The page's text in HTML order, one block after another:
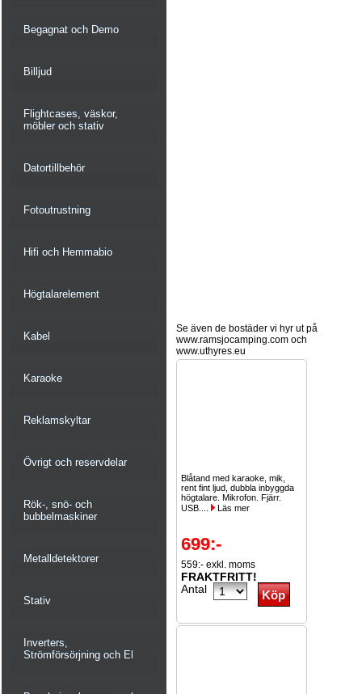
Begagnat och Demo
Billjud
Flightcases, väskor,
möbler och stativ
Datortillbehör
Fotoutrustning
Hifi och Hemmabio
Högtalarelement
Kabel
Karaoke
Reklamskyltar
Övrigt och reservdelar
Rök-, snö- och
bubbelmaskiner
Metalldetektorer
Stativ
Inverters,
Strömförsörjning och El
Se även de bostäder vi hyr ut på
www.ramsjocamping.com och
www.uthyres.eu
Blåtand med karaoke, mik,
rent fint ljud, dubbla inbyggda
högtalare. Mikrofon. Fjärr.
USB....
Läs mer
699:-
559:- exkl. moms
FRAKTFRITT!
Antal